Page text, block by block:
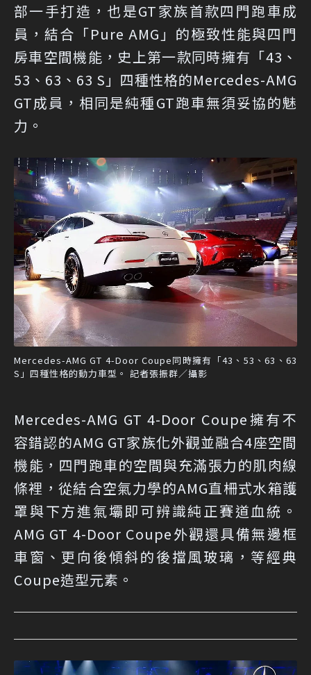
部一手打造，也是GT家族首款四門跑車成
員，結合「Pure AMG」的極致性能與四門
房車空間機能，史上第一款同時擁有「43、
53、63、63 S」四種性格的Mercedes-AMG
GT成員，相同是純種GT跑車無須妥協的魅
力。
Mercedes-AMG GT 4-Door Coupe同時擁有「43、53、63、63
S」四種性格的動力車型。 記者張振群／攝影
Mercedes-AMG GT 4-Door Coupe擁有不
容錯認的AMG GT家族化外觀並融合4座空間
機能，四門跑車的空間與充滿張力的肌肉線
條裡，從結合空氣力學的AMG直柵式水箱護
罩與下方進氣壩即可辨識純正賽道血統。
AMG GT 4-Door Coupe外觀還具備無邊框
車窗、更向後傾斜的後擋風玻璃，等經典
Coupe造型元素。